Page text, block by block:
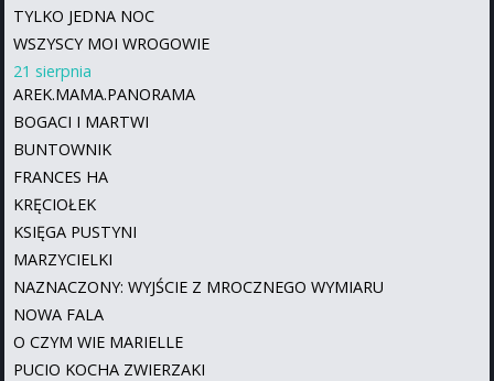
TYLKO JEDNA NOC
WSZYSCY MOI WROGOWIE
21 sierpnia
AREK.MAMA.PANORAMA
BOGACI I MARTWI
BUNTOWNIK
FRANCES HA
KRĘCIOŁEK
KSIĘGA PUSTYNI
MARZYCIELKI
NAZNACZONY: WYJŚCIE Z MROCZNEGO WYMIARU
NOWA FALA
O CZYM WIE MARIELLE
PUCIO KOCHA ZWIERZAKI